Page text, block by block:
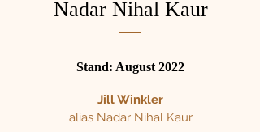
Nadar Nihal Kaur
Stand: August 2022
Jill Winkler
alias Nadar Nihal Kaur